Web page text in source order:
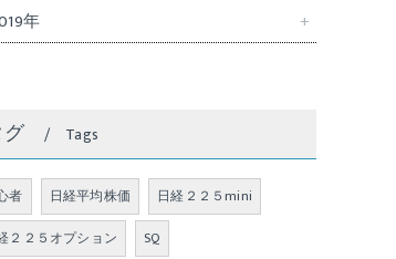
年
Tags
者 日経平均株価
日経２２５mini
２２５オプション
SQ